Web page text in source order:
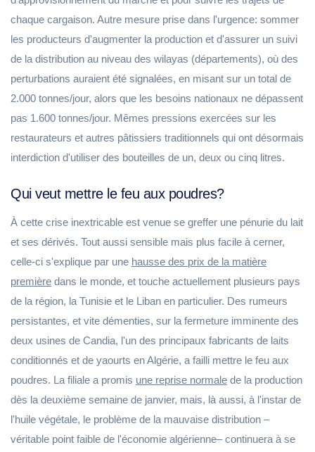
chaque cargaison. Autre mesure prise dans l'urgence: sommer
les producteurs d'augmenter la production et d'assurer un suivi
de la distribution au niveau des wilayas (départements), où des
perturbations auraient été signalées, en misant sur un total de
2.000 tonnes/jour, alors que les besoins nationaux ne dépassent
pas 1.600 tonnes/jour. Mêmes pressions exercées sur les
restaurateurs et autres pâtissiers traditionnels qui ont désormais
interdiction d'utiliser des bouteilles de un, deux ou cinq litres.
Qui veut mettre le feu aux poudres?
À cette crise inextricable est venue se greffer une pénurie du lait
et ses dérivés. Tout aussi sensible mais plus facile à cerner,
celle-ci s'explique par une hausse des prix de la matière
première dans le monde, et touche actuellement plusieurs pays
de la région, la Tunisie et le Liban en particulier. Des rumeurs
persistantes, et vite démenties, sur la fermeture imminente des
deux usines de Candia, l'un des principaux fabricants de laits
conditionnés et de yaourts en Algérie, a failli mettre le feu aux
poudres. La filiale a promis une reprise normale de la production
dès la deuxième semaine de janvier, mais, là aussi, à l'instar de
l'huile végétale, le problème de la mauvaise distribution –
véritable point faible de l'économie algérienne– continuera à se